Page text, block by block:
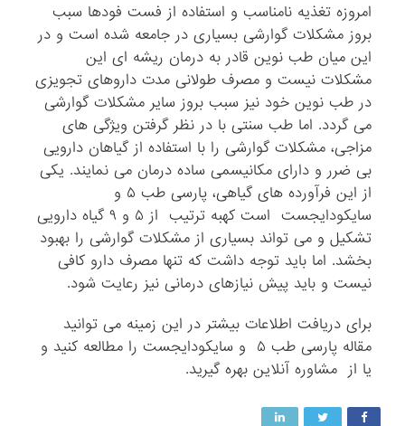
امروزه تغذیه نامناسب و استفاده از فست فودها سبب
بروز مشکلات گوارشی بسیاری در جامعه شده است و در
این میان طب نوین قادر به درمان ریشه ای این
مشکلات نیست و مصرف طولانی مدت داروهای تجویزی
در طب نوین خود نیز سبب بروز سایر مشکلات گوارشی
می گردد. اما طب سنتی با در نظر گرفتن ویژگی های
مزاجی، مشکلات گوارشی را با استفاده از گیاهان دارویی
بی ضرر و دارای مکانیسمی ساده درمان می نمایند. یکی
از این فرآورده های گیاهی، پارسی طب ۵ و
سایکودایجست است کهبه ترتیب از ۵ و ۹ گیاه دارویی
تشکیل و می تواند بسیاری از مشکلات گوارشی را بهبود
بخشد. اما باید توجه داشت که تنها مصرف دارو کافی
نیست و باید پیش نیازهای درمانی نیز رعایت شود.
برای دریافت اطلاعات بیشتر در این زمینه می توانید
مقاله پارسی طب ۵ و سایکودایجست را مطالعه کنید و
یا از مشاوره آنلاین بهره گیرید.